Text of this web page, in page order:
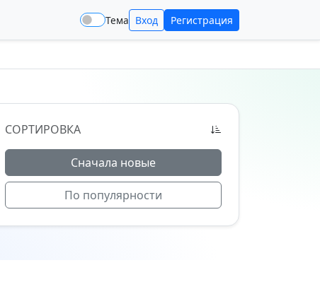
Тема Вход Регистрация
СОРТИРОВКА
Сначала новые
По популярности